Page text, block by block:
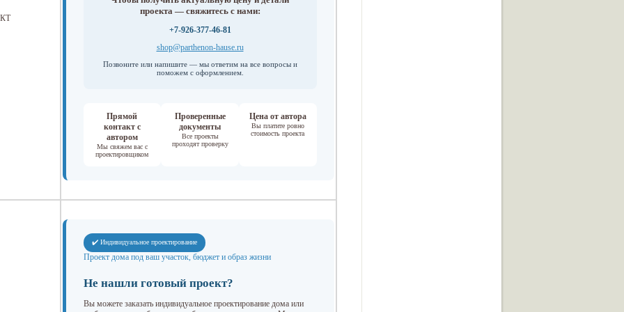
проекта — свяжитесь с нами:
+7-926-377-46-81
shop@parthenon-hause.ru
Позвоните или напишите — мы ответим на все вопросы и
поможем с оформлением.
Прямой
контакт с
автором
Мы свяжем вас с
проектировщиком
Проверенные
документы
Все проекты
проходят проверку
Цена от автора
Вы платите ровно
стоимость проекта
✔️ Индивидуальное проектирование
Проект дома под ваш участок, бюджет и образ жизни
Не нашли готовый проект?
Вы можете заказать индивидуальное проектирование дома или